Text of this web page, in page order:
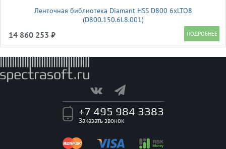
Ленточная библиотека Diamant HSS D800 6xLTO8
(D800.150.6L8.001)
14 860 253 ₽
+7 495 984 3383
Заказать звонок